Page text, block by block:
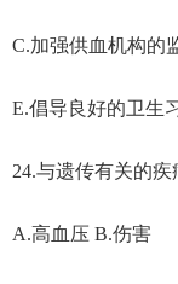
C.加强供血机构的
E.倡导良好的卫生
24.与遗传有关的
A.高血压 B.伤害